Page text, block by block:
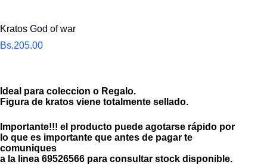
Kratos God of war
Bs.205.00
Ideal para coleccion o Regalo.
Figura de kratos viene totalmente sellado.
Importante!!! el producto puede agotarse rápido por
lo que es importante que antes de pagar te
comuniques
a la linea 69526566 para consultar stock disponible.